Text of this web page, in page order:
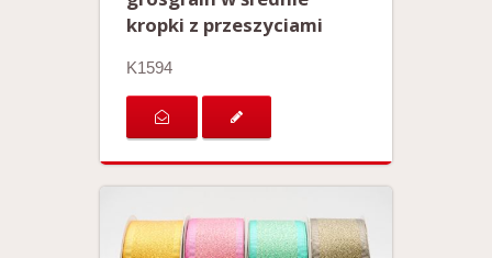
kropki z przeszyciami
K1594